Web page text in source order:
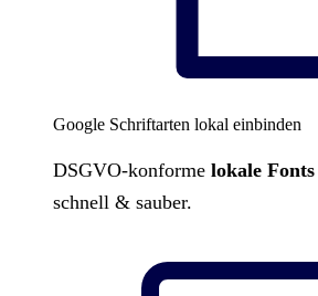
Google Schriftarten lokal einbinden
DSGVO-konforme lokale Fonts
schnell & sauber.